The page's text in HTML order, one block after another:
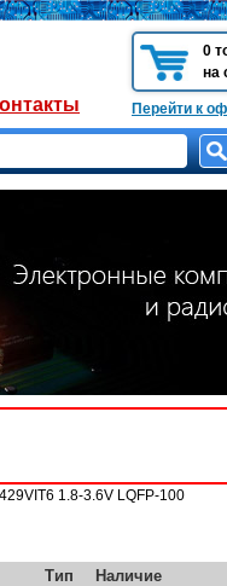
0
на
Перейти к
1.8-3.6V LQFP-100
Тип Наличие